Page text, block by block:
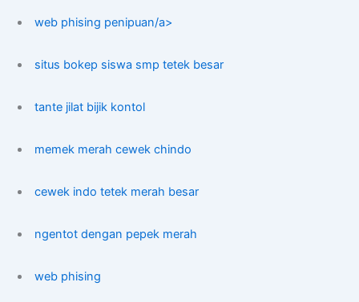
web phising penipuan/a>
situs bokep siswa smp tetek besar
tante jilat bijik kontol
memek merah cewek chindo
cewek indo tetek merah besar
ngentot dengan pepek merah
web phising